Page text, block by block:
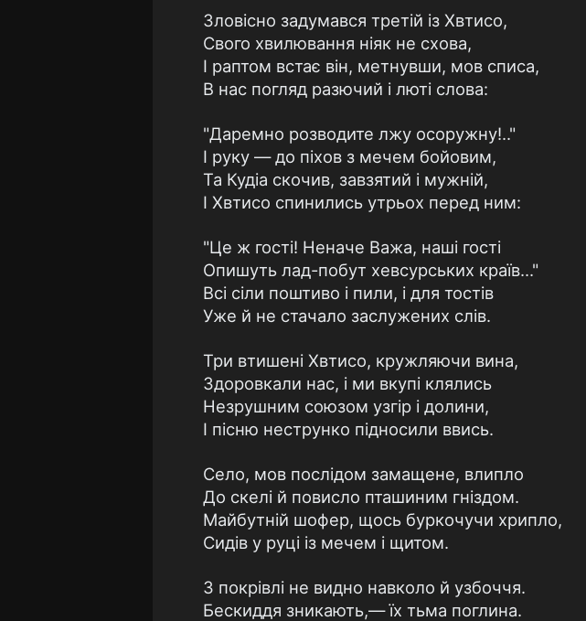
Зловісно задумався третій із Хвтисо,
Свого хвилювання ніяк не схова,
І раптом встає він, метнувши, мов списа,
В нас погляд разючий і люті слова:
"Даремно розводите лжу осоружну!.."
І руку — до піхов з мечем бойовим,
Та Кудіа скочив, завзятий і мужній,
І Хвтисо спинились утрьох перед ним:
"Це ж гості! Неначе Важа, наші гості
Опишуть лад-побут хевсурських країв..."
Всі сіли поштиво і пили, і для тостів
Уже й не стачало заслужених слів.
Три втишені Хвтисо, кружляючи вина,
Здоровкали нас, і ми вкупі клялись
Незрушним союзом узгір і долини,
І пісню неструнко підносили ввись.
Село, мов послідом замащене, влипло
До скелі й повисло пташиним гніздом.
Майбутній шофер, щось буркочучи хрипло,
Сидів у руці із мечем і щитом.
З покрівлі не видно навколо й узбоччя.
Бескиддя зникають,— їх тьма поглина.